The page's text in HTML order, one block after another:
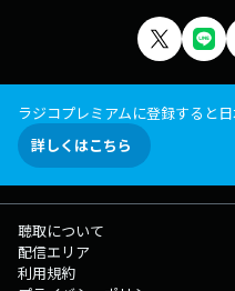
ラジコプレミアムに登録すると
詳しくはこちら
聴取について
配信エリア
利用規約